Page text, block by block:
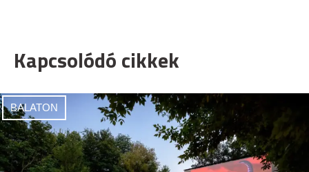
Kapcsolódó cikkek
BALATON